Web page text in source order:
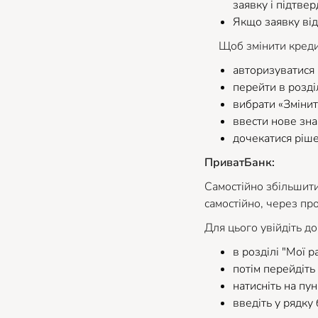
заявку і
Якщо заявку
Щоб змінити
перейти в
вибрати
ввести нове
дочекатися
ПриватБанк:
Самостійно
самостійно, через
Для цього увійдіть
в розділі "Мої
потім
натисніть на
введіть у